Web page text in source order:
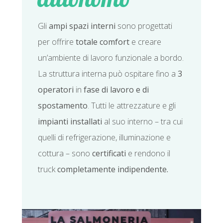
Gliampi spazi interni sono progettati
per offrire totale comfort e creare
un’ambiente di lavoro funzionale a bordo.
La struttura interna può ospitare fino a 3
operatori in fase di lavoro e di
spostamento. Tutti le attrezzature e gli
impianti installati al suo interno – tra cui
quelli di refrigerazione, illuminazione e
cottura – sono certificati e rendono il
truckcompletamente indipendente.